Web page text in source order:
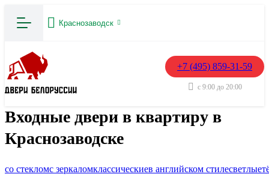
Краснозаводск
+7 (495) 859-31-59
с 9:00 до 20:00
Входные двери в квартиру в
Краснозаводске
со стекломс зеркаломклассическиев английском стилесветлые